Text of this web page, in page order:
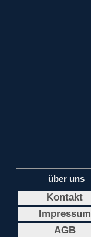
über uns
Kontakt
Impressum
AGB